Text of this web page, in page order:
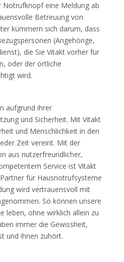
Notrufknopf eine Meldung ab
Betreuung von
kümmern sich darum, dass
(Angehörige,
die Sie Vitakt vorher für
oder der örtliche
wird.
aufgrund ihrer
und Sicherheit. Mit Vitakt
und Menschlichkeit in den
Zeit vereint. Mit der
aus nutzerfreundlicher,
Service ist Vitakt
für Hausnotrufsysteme
wird vertrauensvoll mit
So können unsere
leben, ohne wirklich allein zu
immer die Gewissheit,
und ihnen zuhört.